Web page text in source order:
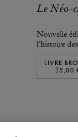
Le Néo-
Nouvelle
l’histoire
LIVRE
35,00